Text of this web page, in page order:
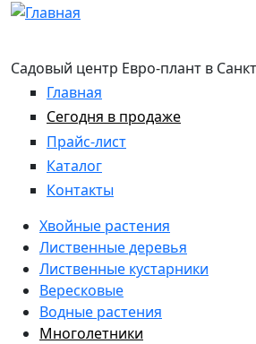
Перейти к основному содержанию
Садовый центр Евро-плант в
Главная
Сегодня в продаже
Прайс-лист
Каталог
Контакты
Хвойные растения
Лиственные деревья
Лиственные кустарники
Вересковые
Водные растения
Многолетники